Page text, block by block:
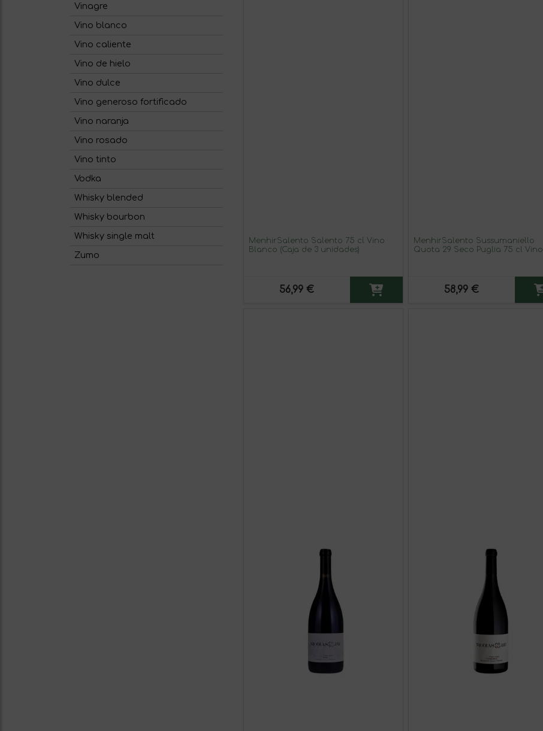
Vinagre
Vino blanco
Vino caliente
Vino de hielo
Vino dulce
Vino generoso fortificado
Vino naranja
Vino rosado
Vino tinto
Vodka
Whisky blended
Whisky bourbon
Whisky single malt
Zumo
MenhirSalento Salento 75 cl Vino
Blanco (Caja de 3 unidades)
56,99 €
MenhirSalento Sussumaniello
Quota 29 Seco Puglia 75 cl Vino
58,99 €